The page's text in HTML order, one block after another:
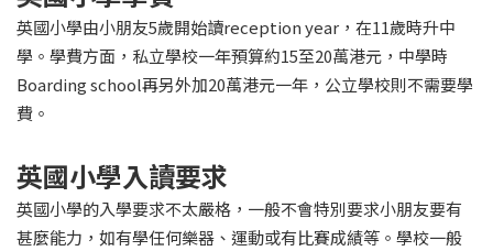
英國小學由小朋友5歲開始讀reception year，在11歲時升中
學。學費方面，私立學校一年預算約15至20萬港元，中學時
Boarding school再另外加20萬港元一年，公立學校則不需要學
費。
英國小學入讀要求
英國小學的入學要求不太嚴格，一般不會特別要求小朋友要有
甚麼能力，如有學任何樂器、運動或有比賽成績等。學校一般